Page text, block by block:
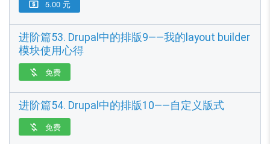
 5.00 元
进阶篇53. Drupal中的排版9——我的layout builder
模块使用心得
 免费
进阶篇54. Drupal中的排版10——自定义版式
 免费